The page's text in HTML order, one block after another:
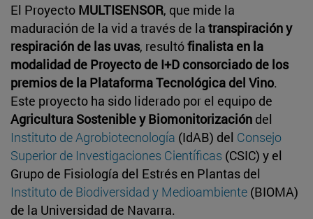
El Proyecto MULTISENSOR, que mide la
maduración de la vid a través de la transpiración y
respiración de las uvas, resultófinalista en la
modalidad de Proyecto de I+D consorciado de los
premios de la Plataforma Tecnológica del Vino.
Este proyecto ha sido liderado por el equipo de
Agricultura Sostenible y Biomonitorización del
Instituto de Agrobiotecnología (IdAB) del Consejo
Superior de Investigaciones Científicas (CSIC) y el
Grupo de Fisiología del Estrés en Plantas del
Instituto de Biodiversidad y Medioambiente (BIOMA)
de la Universidad de Navarra.